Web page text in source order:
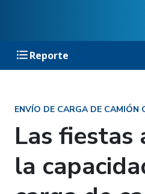
Reporte
ENVÍO DE CARGA DE CAMIÓN
Las fiestas
la